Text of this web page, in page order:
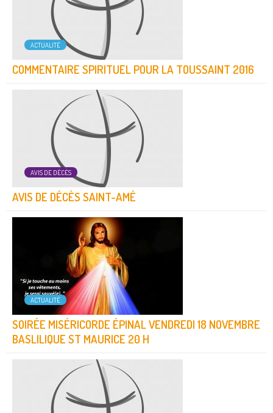
ACTUALITÉ
COMMENTAIRE SPIRITUEL POUR LA TOUSSAINT 2016
AVIS DE DÉCÈS
AVIS DE DÉCÈS SAINT-AMÉ
ACTUALITÉ
SOIRÉE MISÉRICORDE ÉPINAL VENDREDI 18 NOVEMBRE
BASLILIQUE ST MAURICE 20 H